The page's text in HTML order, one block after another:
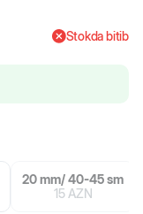
Stokda bitib
20 mm/ 40-45 sm
15 AZN